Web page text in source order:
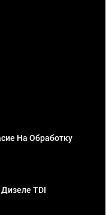
На Обработку
TDI